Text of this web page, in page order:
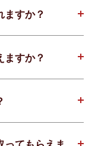
ますか？
ますか？